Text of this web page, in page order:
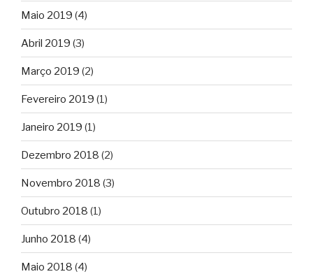
Maio 2019 (4)
Abril 2019 (3)
Março 2019 (2)
Fevereiro 2019 (1)
Janeiro 2019 (1)
Dezembro 2018 (2)
Novembro 2018 (3)
Outubro 2018 (1)
Junho 2018 (4)
Maio 2018 (4)